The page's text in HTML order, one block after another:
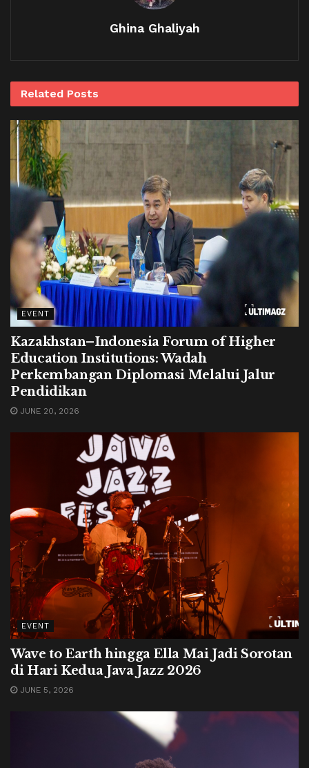
Ghina Ghaliyah
Related Posts
EVENT
Kazakhstan–Indonesia Forum of Higher
Education Institutions: Wadah
Perkembangan Diplomasi Melalui Jalur
Pendidikan
JUNE 20, 2026
EVENT
Wave to Earth hingga Ella Mai Jadi Sorotan
di Hari Kedua Java Jazz 2026
JUNE 5, 2026